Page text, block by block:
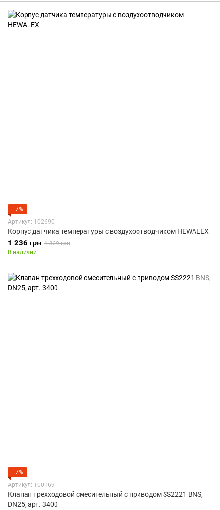
−7%
Артикул: 102690
Корпус датчика температуры с воздухоотводчиком HEWALEX
1 236 грн 1 329 грн
В наличии
−7%
Артикул: 100169
Клапан трехходовой смесительный с приводом SS2221 BNS,
DN25, арт. 3400